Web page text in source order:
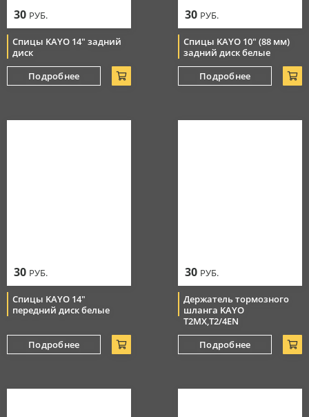
30 РУБ.
Спицы KAYO 14" задний
диск
Подробнее
30 РУБ.
Спицы KAYO 10" (88 мм)
задний диск белые
Подробнее
30 РУБ.
Спицы KAYO 14"
передний диск белые
Подробнее
30 РУБ.
Держатель тормозного
шланга KAYO
T2MX,T2/4EN
Подробнее